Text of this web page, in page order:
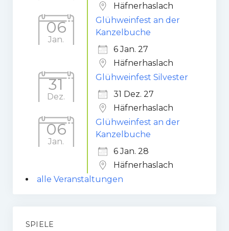
Häfnerhaslach
06
Jan.
Glühweinfest an der
Kanzelbuche
6 Jan. 27
Häfnerhaslach
31
Dez.
Glühweinfest Silvester
31 Dez. 27
Häfnerhaslach
06
Jan.
Glühweinfest an der
Kanzelbuche
6 Jan. 28
Häfnerhaslach
alle Veranstaltungen
SPIELE